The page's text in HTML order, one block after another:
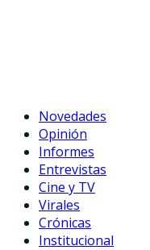
Novedades
Opinión
Informes
Entrevistas
Cine y TV
Virales
Crónicas
Institucional